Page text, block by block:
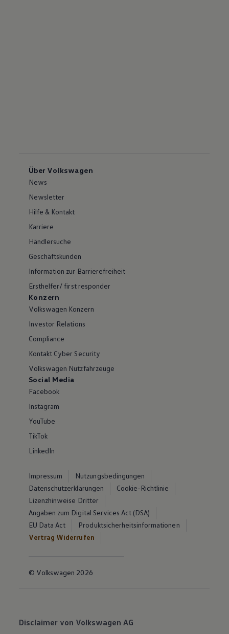
Über Volkswagen
News
Newsletter
Hilfe & Kontakt
Karriere
Händlersuche
Geschäftskunden
Information zur Barrierefreiheit
Ersthelfer/ first responder
Konzern
Volkswagen Konzern
Investor Relations
Compliance
Kontakt Cyber Security
Volkswagen Nutzfahrzeuge
Social Media
Facebook
Instagram
YouTube
TikTok
LinkedIn
Impressum
Nutzungsbedingungen
Datenschutzerklärungen
Cookie-Richtlinie
Lizenzhinweise Dritter
Angaben zum Digital Services Act (DSA)
EU Data Act
Produktsicherheitsinformationen
Vertrag Widerrufen
© Volkswagen 2026
Disclaimer von Volkswagen AG